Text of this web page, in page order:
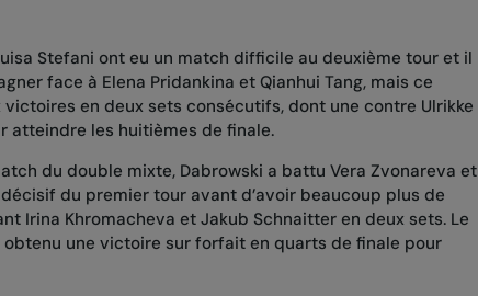
Stefani ont eu un match difficile au deuxième tour et il
face à Elena Pridankina et Qianhui Tang, mais ce
en deux sets consécutifs, dont une contre Ulrikke
atteindre les huitièmes de finale.
du double mixte, Dabrowski a battu Vera Zvonareva et
du premier tour avant d’avoir beaucoup plus de
Irina Khromacheva et Jakub Schnaitter en deux sets. Le
une victoire sur forfait en quarts de finale pour